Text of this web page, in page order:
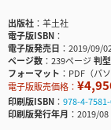
出版社
羊土社
電子版ISBN
電子版発売日
2019/09/02
ページ数
239ページ判型
フォーマット
PDF（パ
電子版販売価格：
印刷版ISBN
978-4-
印刷版発行年月
2019/08